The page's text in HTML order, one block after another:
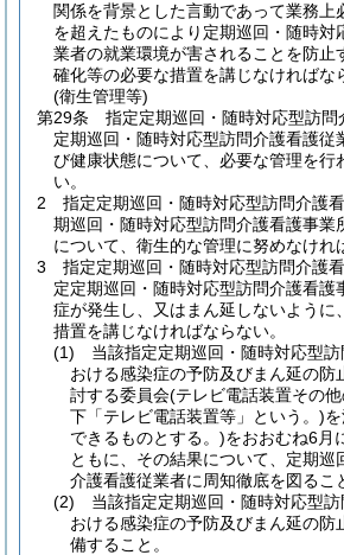
関係を背景とした言動であって業務上
を超えたものにより定期巡回・随時対
業者の就業環境が害されることを防止
確化等の必要な措置を講じなければな
(衛生管理等)
第29条
指定定期巡回・随時対応型訪問
定期巡回・随時対応型訪問介護看護従
び健康状態について、必要な管理を行
い。
2
指定定期巡回・随時対応型訪問介護
期巡回・随時対応型訪問介護看護事業
について、衛生的な管理に努めなけれ
3
指定定期巡回・随時対応型訪問介護
定定期巡回・随時対応型訪問介護看護
症が発生し、又はまん延しないように、
措置を講じなければならない。
(1)
当該指定定期巡回・随時対応型
おける感染症の予防及びまん延の防
討する委員会(テレビ電話装置その
下「テレビ電話装置等」という。)
できるものとする。)をおおむね6月
ともに、その結果について、定期巡
介護看護従業者に周知徹底を図るこ
(2)
当該指定定期巡回・随時対応型
おける感染症の予防及びまん延の防
備すること。